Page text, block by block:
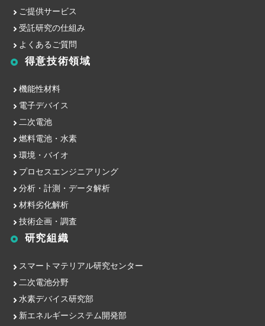
ご提供サービス
受託研究の仕組み
よくあるご質問
得意技術領域
機能性材料
電子デバイス
二次電池
燃料電池・水素
環境・バイオ
プロセスエンジニアリング
分析・計測・データ解析
材料劣化解析
技術企画・調査
研究組織
スマートマテリアル研究センター
二次電池分野
水素デバイス研究部
新エネルギーシステム開発部